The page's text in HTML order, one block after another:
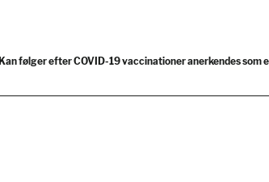
Kan følger efter COVID-19 vaccinationer anerkendes som